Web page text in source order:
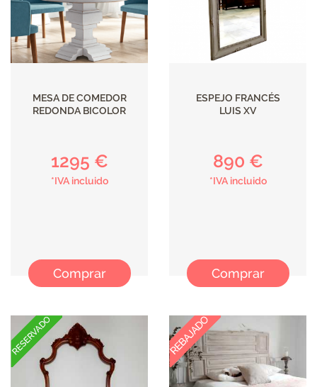
MESA DE COMEDOR
REDONDA BICOLOR
1295 €
*IVA incluido
Comprar
ESPEJO FRANCÉS
LUIS XV
890 €
*IVA incluido
Comprar